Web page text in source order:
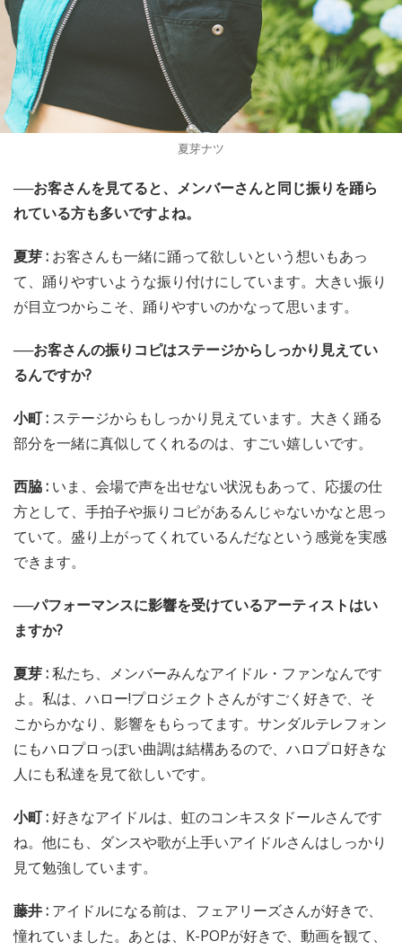
夏芽ナツ
──お客さんを見てると、メンバーさんと同じ振りを踊ら
れている方も多いですよね。
夏芽 : お客さんも一緒に踊って欲しいという想いもあっ
て、踊りやすいような振り付けにしています。大きい振り
が目立つからこそ、踊りやすいのかなって思います。
──お客さんの振りコピはステージからしっかり見えてい
るんですか?
小町 : ステージからもしっかり見えています。大きく踊る
部分を一緒に真似してくれるのは、すごい嬉しいです。
西脇 : いま、会場で声を出せない状況もあって、応援の仕
方として、手拍子や振りコピがあるんじゃないかなと思っ
ていて。盛り上がってくれているんだなという感覚を実感
できます。
──パフォーマンスに影響を受けているアーティストはい
ますか?
夏芽 :私たち、メンバーみんなアイドル・ファンなんです
よ。私は、ハロー!プロジェクトさんがすごく好きで、そ
こからかなり、影響をもらってます。サンダルテレフォン
にもハロプロっぽい曲調は結構あるので、ハロプロ好きな
人にも私達を見て欲しいです。
小町 :好きなアイドルは、虹のコンキスタドールさんです
ね。他にも、ダンスや歌が上手いアイドルさんはしっかり
見て勉強しています。
藤井 : アイドルになる前は、フェアリーズさんが好きで、
憧れていました。あとは、K-POPが好きで、動画を観て、